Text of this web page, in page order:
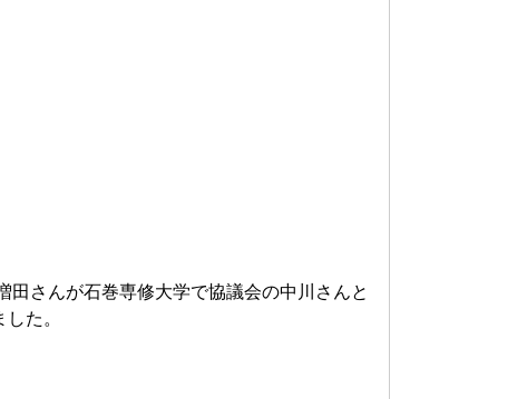
さんが石巻専修大学で協議会の中川さんと
た。